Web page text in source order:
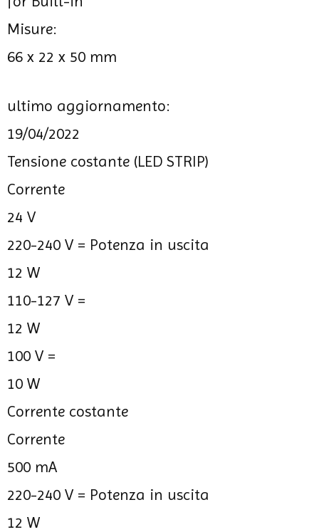
Misure:
66 x 22 x 50 mm
ultimo aggiornamento:
19/04/2022
Tensione costante (LED STRIP)
Corrente
24 V
220-240 V = Potenza in uscita
12 W
110-127 V =
12 W
100 V =
10 W
Corrente costante
Corrente
500 mA
220-240 V = Potenza in uscita
12 W